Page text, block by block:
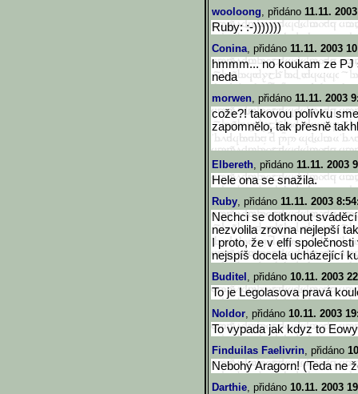
wooloong, přidáno 11.11.
Ruby: :-)))))))
Conina, přidáno 11.11. 2003
hmmm... no koukam ze PJ
neda
morwen, přidáno 11.11. 2003
cože?! takovou polívku
zapomnělo, tak přesně
Elbereth, přidáno 11.11. 2003
Hele ona se snažila.
Ruby, přidáno 11.11. 2003
Nechci se dotknout
nezvolila zrovna nejlepší
I proto, že v elfí
nejspíš docela ucházející
Buditel , přidáno 10.11. 2003
To je Legolasova pravá
Noldor, přidáno 10.11. 2003
To vypada jak kdyz to
Finduilas Faelivrin, přidáno
Nebohý Aragorn! (Teda ne
Darthie, přidáno 10.11. 2003